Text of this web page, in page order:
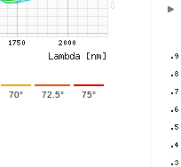
70° 72.5° 75°